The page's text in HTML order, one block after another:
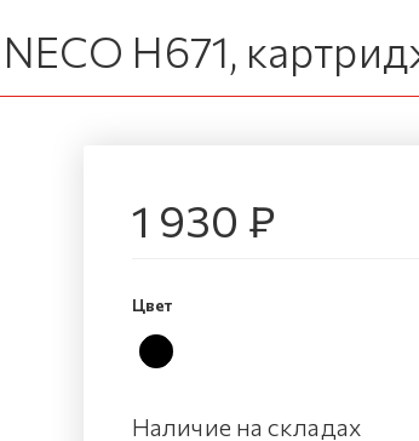
H671,
1 930 ₽
Цвет
Наличие на складах